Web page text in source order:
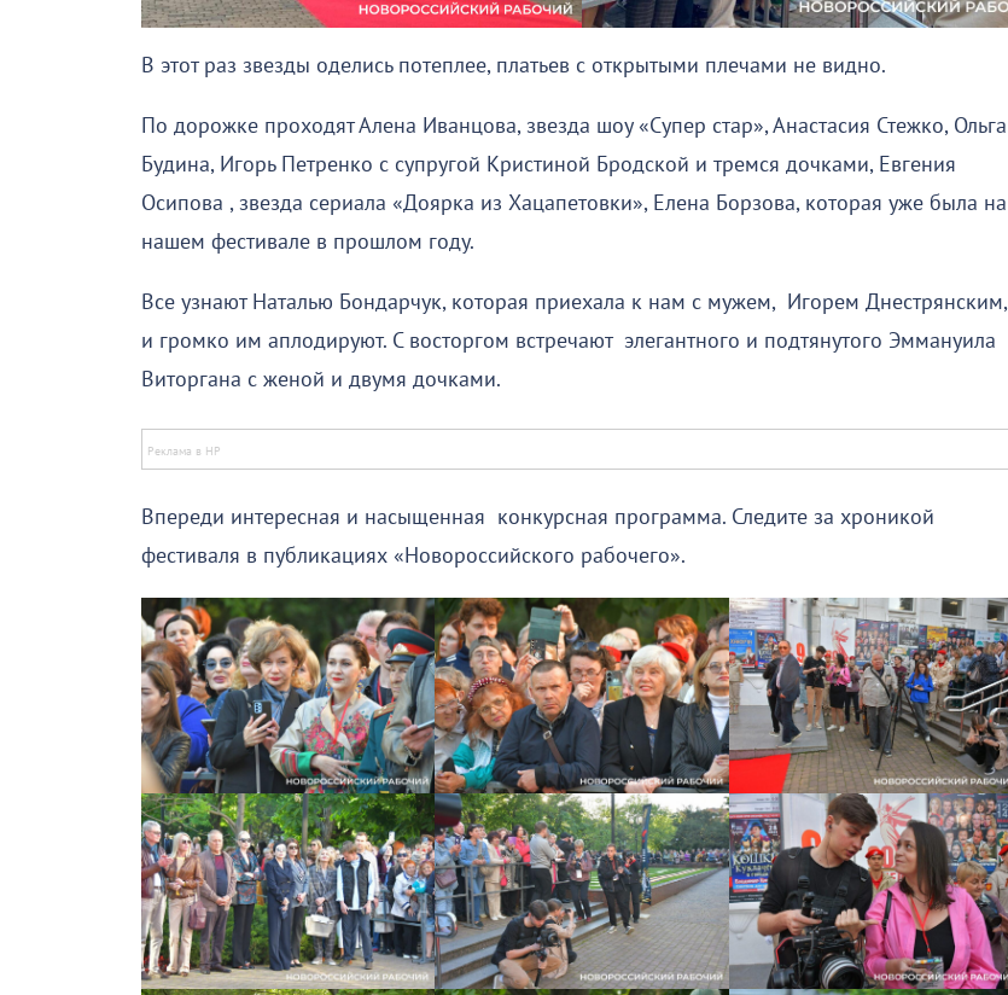
В этот раз звезды оделись потеплее, платьев с открытыми плечами не видно.
По дорожке проходят Алена Иванцова, звезда шоу «Супер стар», Анастасия Стежко, Ольга
Будина, Игорь Петренко с супругой Кристиной Бродской и тремся дочками, Евгения
Осипова , звезда сериала «Доярка из Хацапетовки», Елена Борзова, которая уже была на
нашем фестивале в прошлом году.
Все узнают Наталью Бондарчук, которая приехала к нам с мужем, Игорем Днестрянским,
и громко им аплодируют. С восторгом встречают элегантного и подтянутого Эммануила
Виторгана с женой и двумя дочками.
Впереди интересная и насыщенная конкурсная программа. Следите за хроникой
фестиваля в публикациях «Новороссийского рабочего».